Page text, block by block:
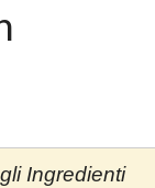
Ingredienti